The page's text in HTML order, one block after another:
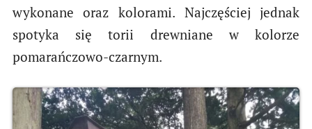
wykonane oraz kolorami. Najczęściej jednak
spotyka się torii drewniane w kolorze
pomarańczowo-czarnym.